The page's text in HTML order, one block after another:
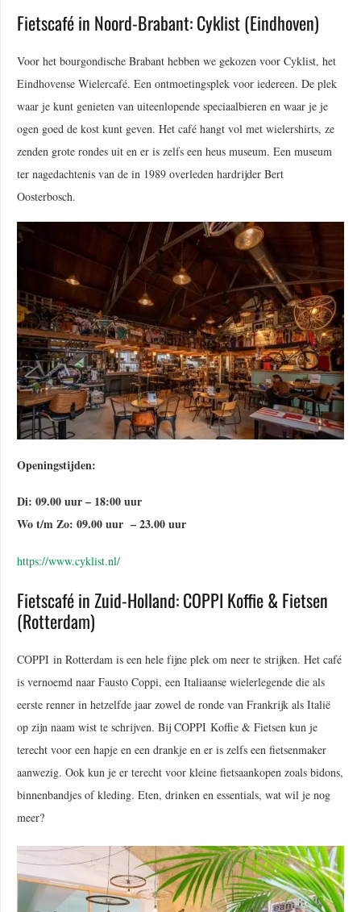
Fietscafé in Noord-Brabant: Cyklist (Eindhoven)
Voor het bourgondische Brabant hebben we gekozen voor Cyklist, het
Eindhovense Wielercafé. Een ontmoetingsplek voor iedereen. De plek
waar je kunt genieten van uiteenlopende speciaalbieren en waar je je
ogen goed de kost kunt geven. Het café hangt vol met wielershirts, ze
zenden grote rondes uit en er is zelfs een heus museum. Een museum
ter nagedachtenis van de in 1989 overleden hardrijder Bert
Oosterbosch.
Openingstijden:
Di: 09.00 uur – 18:00 uur
Wo t/m Zo: 09.00 uur – 23.00 uur
https://www.cyklist.nl/
Fietscafé in Zuid-Holland: COPPI Koffie & Fietsen
(Rotterdam)
COPPI in Rotterdam is een hele fijne plek om neer te strijken. Het café
is vernoemd naar Fausto Coppi, een Italiaanse wielerlegende die als
eerste renner in hetzelfde jaar zowel de ronde van Frankrijk als Italië
op zijn naam wist te schrijven. Bij COPPI Koffie & Fietsen kun je
terecht voor een hapje en een drankje en er is zelfs een fietsenmaker
aanwezig. Ook kun je er terecht voor kleine fietsaankopen zoals bidons,
binnenbandjes of kleding. Eten, drinken en essentials, wat wil je nog
meer?